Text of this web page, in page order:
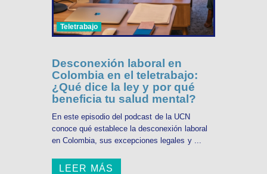
Teletrabajo
Desconexión laboral en
Colombia en el teletrabajo:
¿Qué dice la ley y por qué
beneficia tu salud mental?
En este episodio del podcast de la UCN
conoce qué establece la desconexión laboral
en Colombia, sus excepciones legales y ...
LEER MÁS